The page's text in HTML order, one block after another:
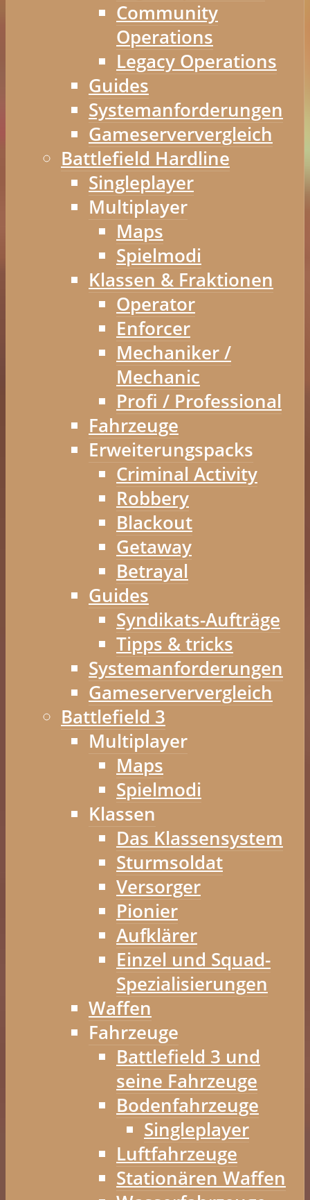
Community
Operations
Legacy Operations
Guides
Systemanforderungen
Gameserververgleich
Battlefield Hardline
Singleplayer
Multiplayer
Maps
Spielmodi
Klassen & Fraktionen
Operator
Enforcer
Mechaniker /
Mechanic
Profi / Professional
Fahrzeuge
Erweiterungspacks
Criminal Activity
Robbery
Blackout
Getaway
Betrayal
Guides
Syndikats-Aufträge
Tipps & tricks
Systemanforderungen
Gameserververgleich
Battlefield 3
Multiplayer
Maps
Spielmodi
Klassen
Das Klassensystem
Sturmsoldat
Versorger
Pionier
Aufklärer
Einzel und Squad-
Spezialisierungen
Waffen
Fahrzeuge
Battlefield 3 und
seine Fahrzeuge
Bodenfahrzeuge
Singleplayer
Luftfahrzeuge
Stationären Waffen